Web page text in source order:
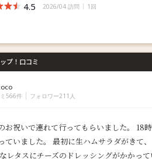
4.5 2026/04 訪問 1回
プ！口コミ
566件 フォロワー211人
お祝いで連れて行ってもらいました。 18
ていました。 最初に生ハムサラダがきて
レタスにチーズのドレッシングがかかっ